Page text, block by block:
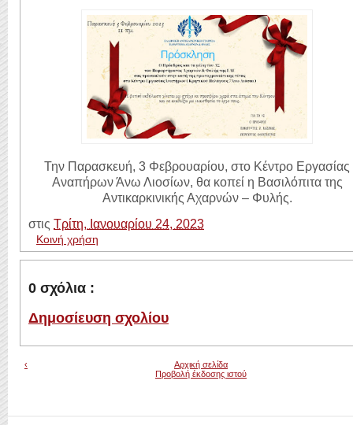
Την Παρασκευή, 3 Φεβρουαρίου, στο Κέντρο Εργασίας
Αναπήρων Άνω Λιοσίων, θα κοπεί η Βασιλόπιτα της
Αντικαρκινικής Αχαρνών – Φυλής.
στις Τρίτη, Ιανουαρίου 24, 2023
Κοινή χρήση
0 σχόλια :
Δημοσίευση σχολίου
‹
Αρχική σελίδα
Προβολή έκδοσης ιστού